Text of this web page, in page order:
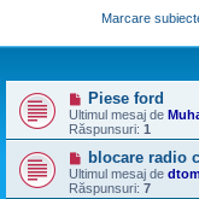
Marcare
Piese ford
Ultimul mesaj de
Răspunsuri: 1
blocare radio
Ultimul mesaj de
Răspunsuri: 7